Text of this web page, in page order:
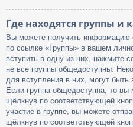
Где находятся группы и
Вы можете получить информацию
по ссылке «Группы» в вашем
вступить в одну из них, нажмите
не все группы общедоступны.
для вступления в них, могут
Если группа общедоступна, то вы
щёлкнув по соответствующей
участие в группе, вы можете
щёлкнув по соответствующей